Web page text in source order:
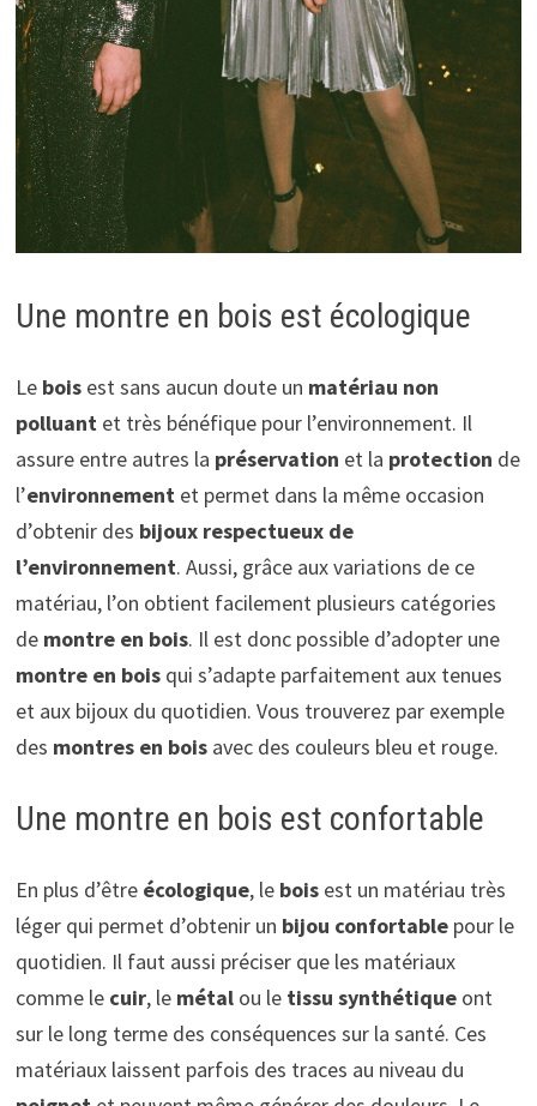
Une montre en bois est écologique
Le boisest sans aucun doute un matériau non
polluant et très bénéfique pour l’environnement. Il
assure entre autres la préservation et la protection de
l’environnement et permet dans la même occasion
d’obtenir des bijoux respectueux de
l’environnement. Aussi, grâce aux variations de ce
matériau, l’on obtient facilement plusieurs catégories
de montre en bois. Il est donc possible d’adopter une
montre en boisqui s’adapte parfaitement aux tenues
et aux bijoux du quotidien. Vous trouverez par exemple
des montres en boisavec des couleurs bleu et rouge.
Une montre en bois est confortable
En plus d’être écologique, le boisest un matériau très
léger qui permet d’obtenir un bijou confortablepour le
quotidien. Il faut aussi préciser que les matériaux
comme le cuir, le métal ou le tissu synthétiqueont
sur le long terme des conséquences sur la santé. Ces
matériaux laissent parfois des traces au niveau du